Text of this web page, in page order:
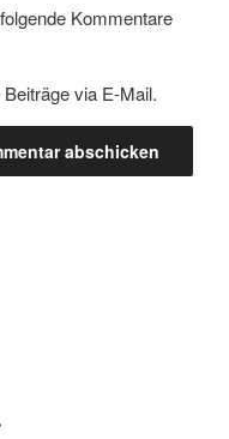
Kommentare
via E-Mail.